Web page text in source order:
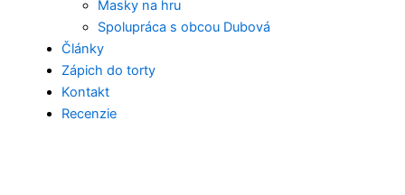
Masky na hru
Spolupráca s obcou Dubová
Články
Zápich do torty
Kontakt
Recenzie